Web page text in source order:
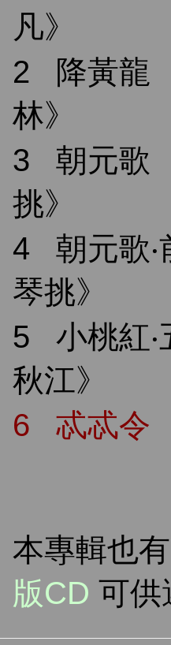
凡》
2 降黃龍
林》
3 朝元歌
挑》
4 朝元歌‧
琴挑
5 小桃紅‧
秋江
6 忒忒令
本專輯也
版CD 可供